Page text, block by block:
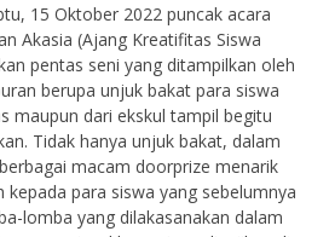
15 Oktober 2022 puncak acara
Akasia (Ajang Kreatifitas Siswa
pentas seni yang ditampilkan oleh
berupa unjuk bakat para siswa
maupun dari ekskul tampil begitu
Tidak hanya unjuk bakat, dalam
macam doorprize menarik
kepada para siswa yang sebelumnya
lomba yang dilakasanakan dalam